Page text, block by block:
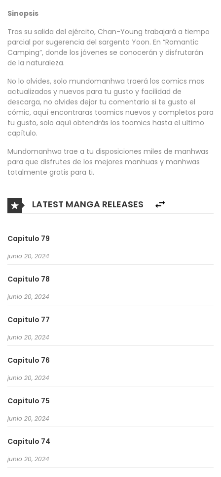
Sinopsis
Tras su salida del ejército, Chan-Young trabajará a tiempo
parcial por sugerencia del sargento Yoon. En “Romantic
Camping”, donde los jóvenes se conocerán y disfrutarán
de la naturaleza.
No lo olvides, solo mundomanhwa traerá los comics mas
actualizados y nuevos para tu gusto y facilidad de
descarga, no olvides dejar tu comentario si te gusto el
cómic, aquí encontraras toomics nuevos y completos para
tu gusto, solo aquí obtendrás los toomics hasta el ultimo
capítulo.
Mundomanhwa trae a tu disposiciones miles de manhwas
para que disfrutes de los mejores manhuas y manhwas
totalmente gratis para ti.
LATEST MANGA RELEASES
Capitulo 79
junio 20, 2024
Capitulo 78
junio 20, 2024
Capitulo 77
junio 20, 2024
Capitulo 76
junio 20, 2024
Capitulo 75
junio 20, 2024
Capitulo 74
junio 20, 2024